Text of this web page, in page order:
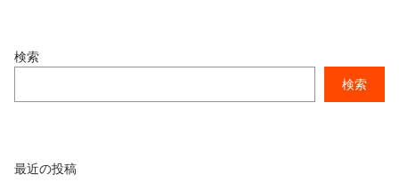
検索
検索
最近の投稿